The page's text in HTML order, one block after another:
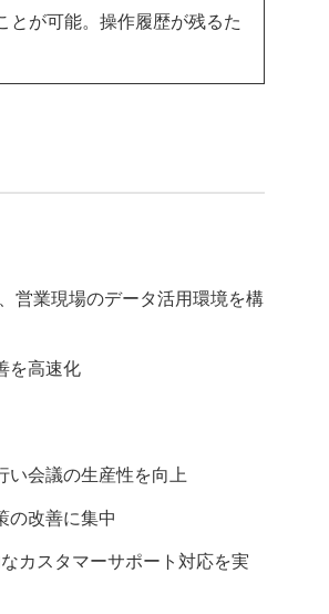
が可能。操作履歴が残るた
営業現場のデータ活用環境を構
を高速化
会議の生産性を向上
の改善に集中
カスタマーサポート対応を実